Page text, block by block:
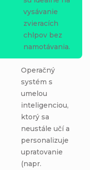
vysávanie
zvieracích
chlpov bez
namotávania.
Operačný
systém s
umelou
inteligenciou,
ktorý sa
neustále učí a
personalizuje
upratovanie
(napr.